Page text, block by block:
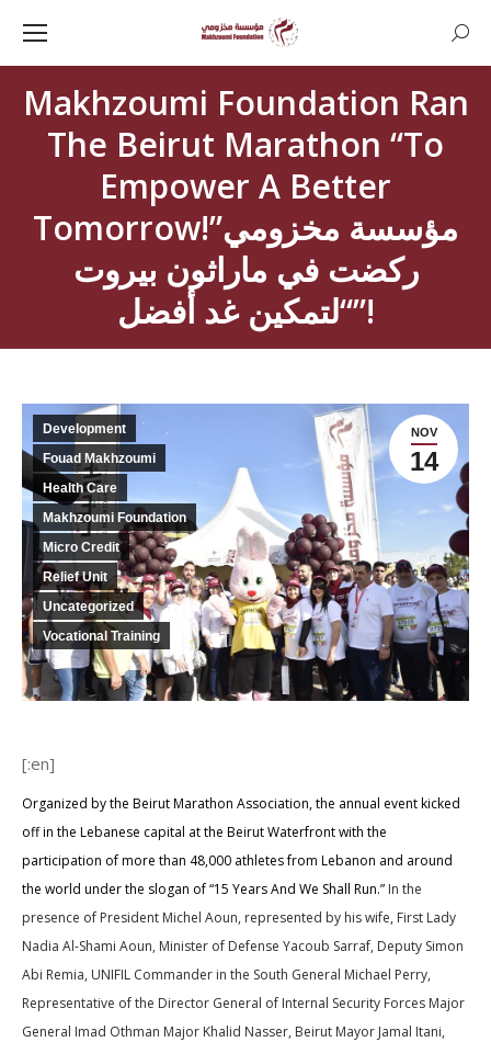
Makhzoumi Foundation Ran
The Beirut Marathon “To
Empower A Better
Tomorrow!”مؤسسة مخزومي
ركضت في ماراثون بيروت
“لتمكين غد أفضل”!
NOV
14
Development
Fouad Makhzoumi
Health Care
Makhzoumi Foundation
Micro Credit
Relief Unit
Uncategorized
Vocational Training
[:en]
Organized by the Beirut Marathon Association, the annual event kicked
off in the Lebanese capital at the Beirut Waterfront with the
participation of more than 48,000 athletes from Lebanon and around
the world under the slogan of “15 Years And We Shall Run.” In the
presence of President Michel Aoun, represented by his wife, First Lady
Nadia Al-Shami Aoun, Minister of Defense Yacoub Sarraf, Deputy Simon
Abi Remia, UNIFIL Commander in the South General Michael Perry,
Representative of the Director General of Internal Security Forces Major
General Imad Othman Major Khalid Nasser, Beirut Mayor Jamal Itani,